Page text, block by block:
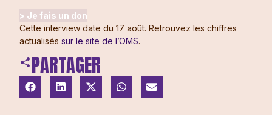
> Je fais un don
Cette interview date du 17 août. Retrouvez les chiffres
actualisés sur le site de l’OMS.
PARTAGER